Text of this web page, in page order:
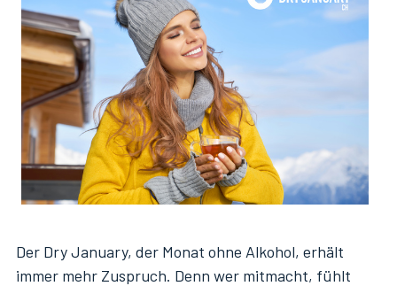
Der Dry January, der Monat ohne Alkohol, erhält
immer mehr Zuspruch. Denn wer mitmacht, fühlt